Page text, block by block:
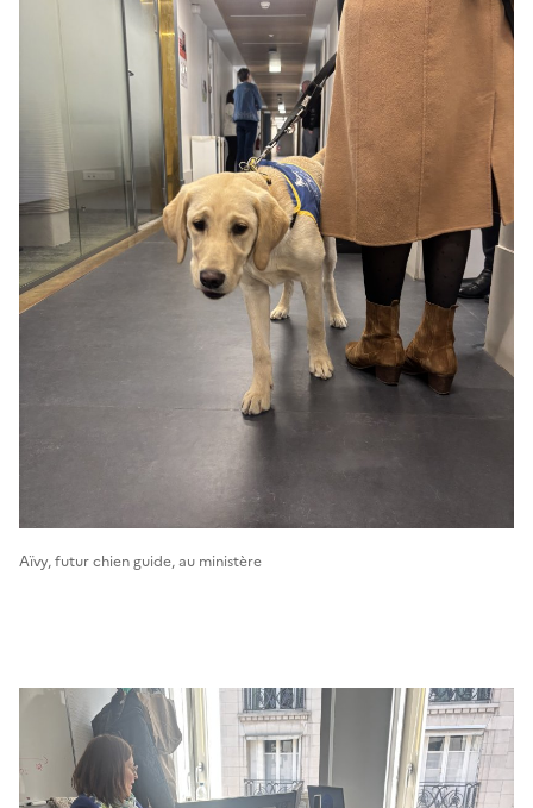
Aïvy, futur chien guide, au ministère